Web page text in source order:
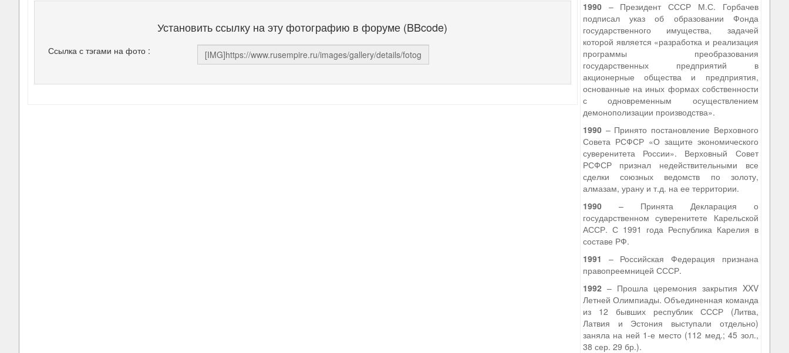
Установить ссылку на эту фотографию в форуме (BBcode)
Ссылка с тэгами на фото :
1990– Президент СССР М.С. Горбачев
подписал указ об образовании Фонда
государственного имущества, задачей
которой является «разработка и реализация
программы преобразования
государственных предприятий в
акционерные общества и предприятия,
основанные на иных формах собственности
с одновременным осуществлением
демонополизации производства».
1990– Принято постановление Верховного
Совета РСФСР «О защите экономического
суверенитета России». Верховный Совет
РСФСР признал недействительными все
сделки союзных ведомств по золоту,
алмазам, урану и т.д. на ее территории.
1990– Принята Декларация о
государственном суверенитете Карельской
АССР. С 1991 года Республика Карелия в
составе РФ.
1991 – Российская Федерация признана
правопреемницей СССР.
1992– Прошла церемония закрытия XXV
Летней Олимпиады. Объединенная команда
из 12 бывших республик СССР (Литва,
Латвия и Эстония выступали отдельно)
заняла на ней 1-е место (112 мед.; 45 зол.,
38 сер. 29 бр.).